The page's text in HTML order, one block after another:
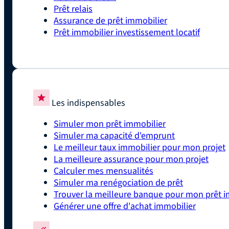
Prêt relais
Assurance de prêt immobilier
Prêt immobilier investissement locatif
Les indispensables
Simuler mon prêt immobilier
Simuler ma capacité d'emprunt
Le meilleur taux immobilier pour mon projet
La meilleure assurance pour mon projet
Calculer mes mensualités
Simuler ma renégociation de prêt
Trouver la meilleure banque pour mon prêt
Générer une offre d'achat immobilier